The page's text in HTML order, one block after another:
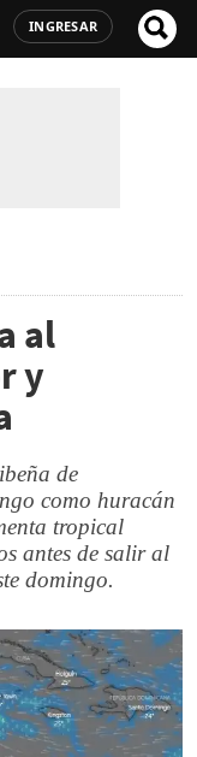
INGRESAR
al
y
de
como huracán
tropical
antes de salir al
domingo.